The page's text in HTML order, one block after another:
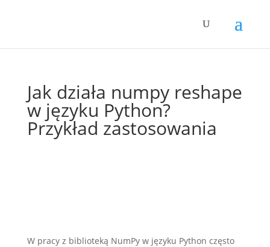
Jak działa numpy reshape
w języku Python?
Przykład zastosowania
W pracy z biblioteką NumPy w języku Python często